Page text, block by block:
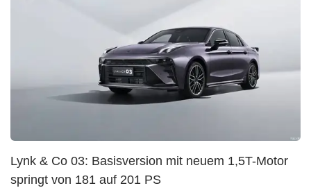
Lynk & Co 03: Basisversion mit neuem 1,5T-Motor
springt von 181 auf 201 PS